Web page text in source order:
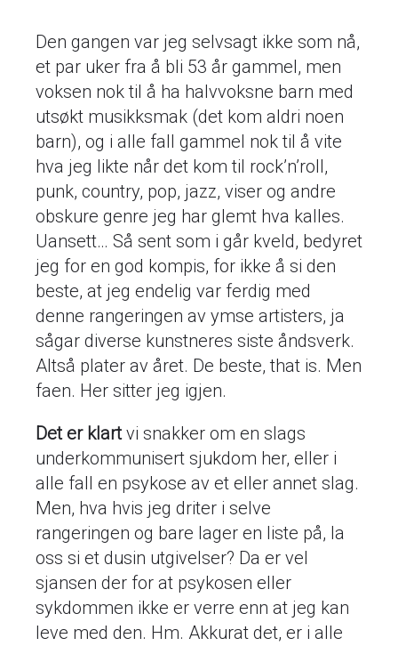
Den gangen var jeg selvsagt ikke som nå,
et par uker fra å bli 53 år gammel, men
voksen nok til å ha halvvoksne barn med
utsøkt musikksmak (det kom aldri noen
barn), og i alle fall gammel nok til å vite
hva jeg likte når det kom til rock’n’roll,
punk, country, pop, jazz, viser og andre
obskure genre jeg har glemt hva kalles.
Uansett… Så sent som i går kveld, bedyret
jeg for en god kompis, for ikke å si den
beste, at jeg endelig var ferdig med
denne rangeringen av ymse artisters, ja
sågar diverse kunstneres siste åndsverk.
Altså plater av året. De beste, that is. Men
faen. Her sitter jeg igjen.
Det er klartvi snakker om en slags
underkommunisert sjukdom her, eller i
alle fall en psykose av et eller annet slag.
Men, hva hvis jeg driter i selve
rangeringen og bare lager en liste på, la
oss si et dusin utgivelser? Da er vel
sjansen der for at psykosen eller
sykdommen ikke er verre enn at jeg kan
leve med den. Hm. Akkurat det, er i alle